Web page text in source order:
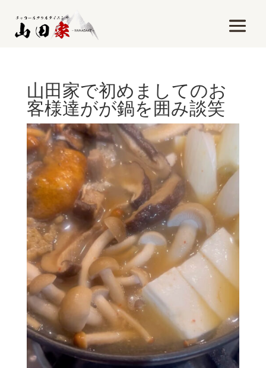
山田家で初めましてのお
客様達がが鍋を囲み談笑